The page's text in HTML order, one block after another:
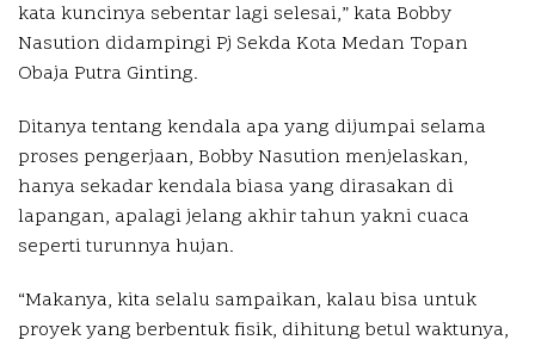
kata kuncinya sebentar lagi selesai,” kata Bobby
Nasution didampingi Pj Sekda Kota Medan Topan
Obaja Putra Ginting.
Ditanya tentang kendala apa yang dijumpai selama
proses pengerjaan, Bobby Nasution menjelaskan,
hanya sekadar kendala biasa yang dirasakan di
lapangan, apalagi jelang akhir tahun yakni cuaca
seperti turunnya hujan.
“Makanya, kita selalu sampaikan, kalau bisa untuk
proyek yang berbentuk fisik, dihitung betul waktunya,